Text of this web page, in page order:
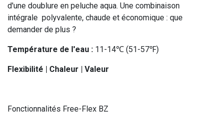
d'une doublure en peluche aqua. Une combinaison
intégrale polyvalente, chaude et économique : que
demander de plus ?
Température de l'eau : 11-14℃ (51-57℉)
Flexibilité | Chaleur | Valeur
Fonctionnalités Free-Flex BZ